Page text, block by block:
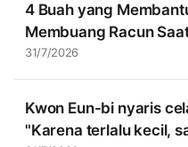
4 Buah yang
Membuang Racun
31/7/2026
Kwon Eun-bi nyaris
"Karena terlalu kecil,